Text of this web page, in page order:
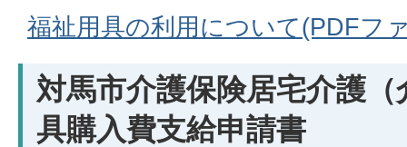
福祉用具の利用について(PDFフ
対馬市介護保険居宅介護
具購入費支給申請書